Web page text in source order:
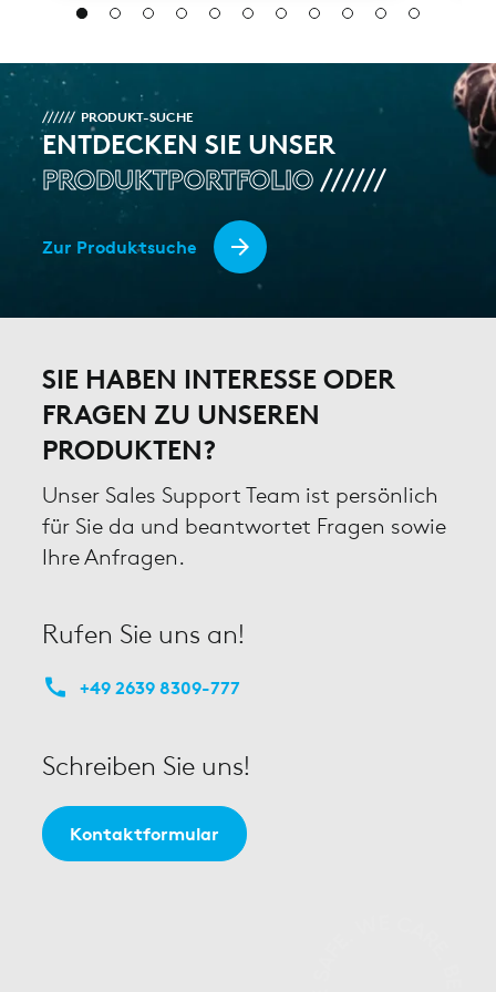
PRODUKT-SUCHE
ENTDECKEN SIE UNSER
PRODUKTPORTFOLIO
Zur Produktsuche
SIE HABEN INTERESSE ODER
FRAGEN ZU UNSEREN
PRODUKTEN?
Unser Sales Support Team ist persönlich
für Sie da und beantwortet Fragen sowie
Ihre Anfragen.
Rufen Sie uns an!
+49 2639 8309-777
Schreiben Sie uns!
Kontaktformular